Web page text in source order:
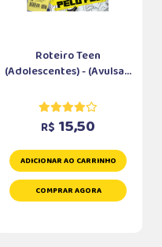
Roteiro Teen
(Adolescentes) - (Avulsa...
R$ 15,50
ADICIONAR AO CARRINHO
COMPRAR AGORA